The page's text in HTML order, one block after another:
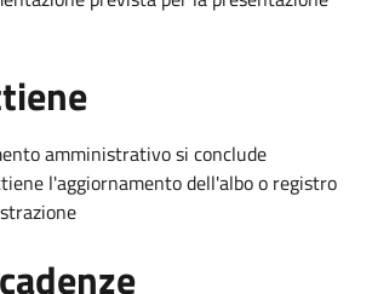
amministrativo si conclude
l'aggiornamento dell'albo o registro